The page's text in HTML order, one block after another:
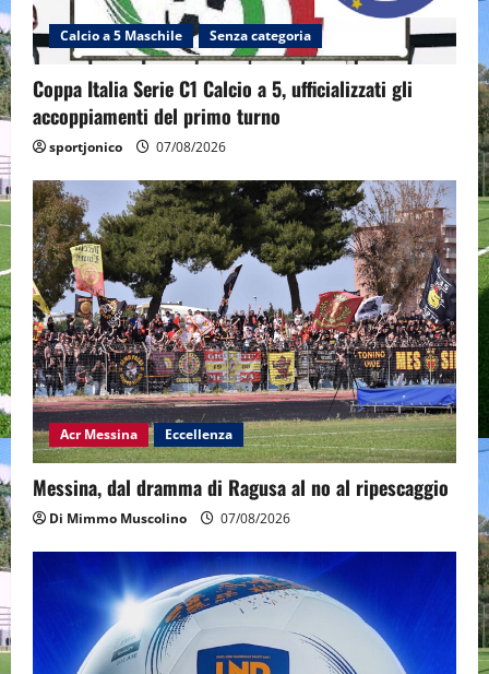
Calcio a 5 Maschile Senza categoria
Coppa Italia Serie C1 Calcio a 5, ufficializzati gli
accoppiamenti del primo turno
sportjonico 07/08/2026
Acr Messina Eccellenza
Messina, dal dramma di Ragusa al no al ripescaggio
Di Mimmo Muscolino 07/08/2026